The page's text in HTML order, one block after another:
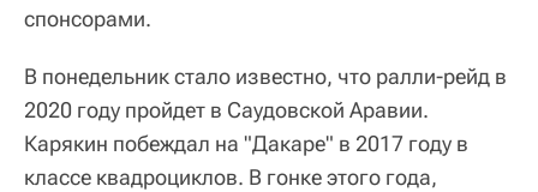
спонсорами.
В понедельник стало известно, что ралли-рейд в
2020 году пройдет в Саудовской Аравии.
Карякин побеждал на "Дакаре" в 2017 году в
классе квадроциклов. В гонке этого года,